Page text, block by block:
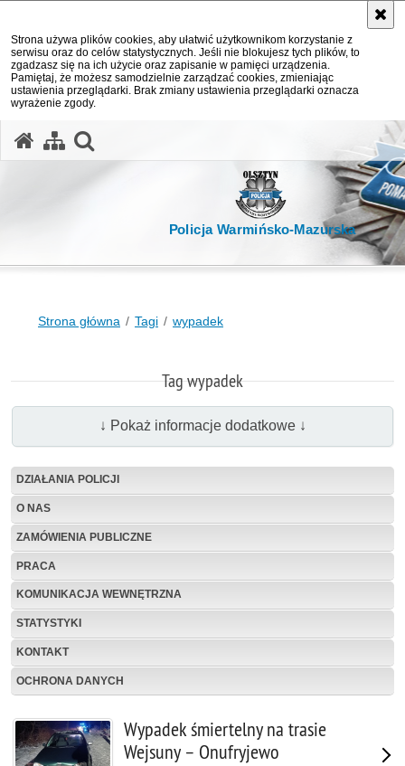
Strona używa plików cookies, aby ułatwić użytkownikom korzystanie z
serwisu oraz do celów statystycznych. Jeśli nie blokujesz tych plików, to
zgadzasz się na ich użycie oraz zapisanie w pamięci urządzenia.
Pamiętaj, że możesz samodzielnie zarządzać cookies, zmieniając
ustawienia przeglądarki. Brak zmiany ustawienia przeglądarki oznacza
wyrażenie zgody.
Policja Warmińsko-Mazurska
Strona główna Tagi wypadek
Tag wypadek
↓ Pokaż informacje dodatkowe ↓
DZIAŁANIA POLICJI
O NAS
ZAMÓWIENIA PUBLICZNE
PRACA
KOMUNIKACJA WEWNĘTRZNA
STATYSTYKI
KONTAKT
OCHRONA DANYCH
Wypadek śmiertelny na trasie
Wejsuny – Onufryjewo